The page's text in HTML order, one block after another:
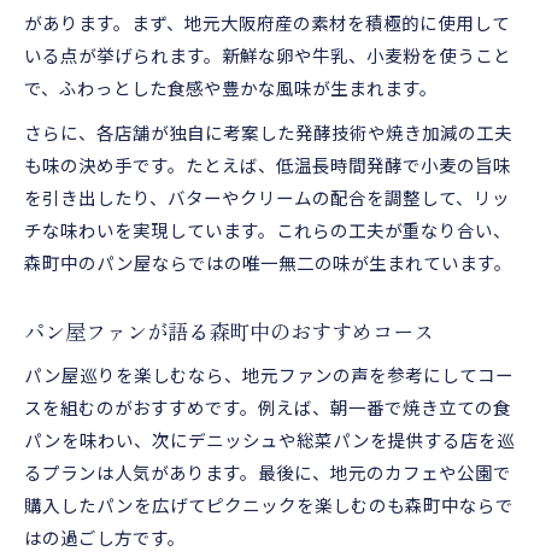
があります。まず、地元大阪府産の素材を積極的に使用して
いる点が挙げられます。新鮮な卵や牛乳、小麦粉を使うこと
で、ふわっとした食感や豊かな風味が生まれます。
さらに、各店舗が独自に考案した発酵技術や焼き加減の工夫
も味の決め手です。たとえば、低温長時間発酵で小麦の旨味
を引き出したり、バターやクリームの配合を調整して、リッ
チな味わいを実現しています。これらの工夫が重なり合い、
森町中のパン屋ならではの唯一無二の味が生まれています。
パン屋ファンが語る森町中のおすすめコース
パン屋巡りを楽しむなら、地元ファンの声を参考にしてコー
スを組むのがおすすめです。例えば、朝一番で焼き立ての食
パンを味わい、次にデニッシュや総菜パンを提供する店を巡
るプランは人気があります。最後に、地元のカフェや公園で
購入したパンを広げてピクニックを楽しむのも森町中ならで
はの過ごし方です。